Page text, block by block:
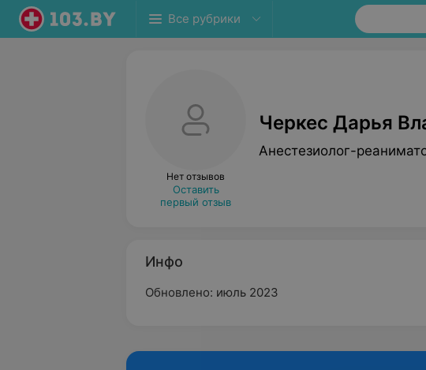
Все рубрики
Нет отзывов
Оставить
первый отзыв
Черкес Дарья
Анестезиолог-
Инфо
Обновлено: июль 2023